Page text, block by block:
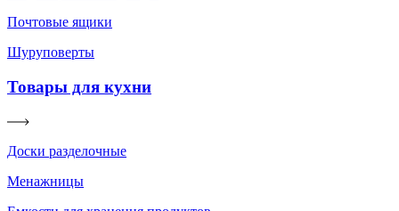
Почтовые ящики
Шуруповерты
Товары для кухни
Доски разделочные
Менажницы